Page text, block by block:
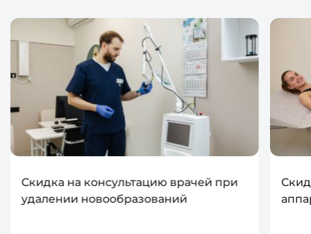
Скидка на консультацию врачей при
удалении новообразований